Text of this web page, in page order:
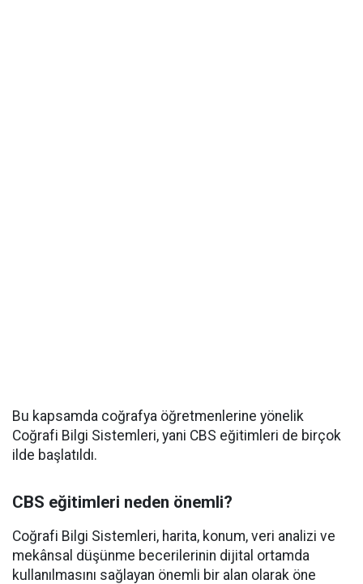
Bu kapsamda coğrafya öğretmenlerine yönelik
Coğrafi Bilgi Sistemleri, yani CBS eğitimleri de birçok
ilde başlatıldı.
CBS eğitimleri neden önemli?
Coğrafi Bilgi Sistemleri, harita, konum, veri analizi ve
mekânsal düşünme becerilerinin dijital ortamda
kullanılmasını sağlayan önemli bir alan olarak öne